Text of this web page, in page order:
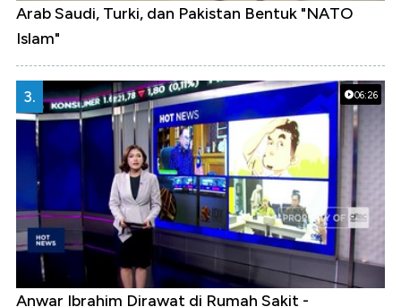
Arab Saudi, Turki, dan Pakistan Bentuk "NATO
Islam"
06:26
3.
Anwar Ibrahim Dirawat di Rumah Sakit -